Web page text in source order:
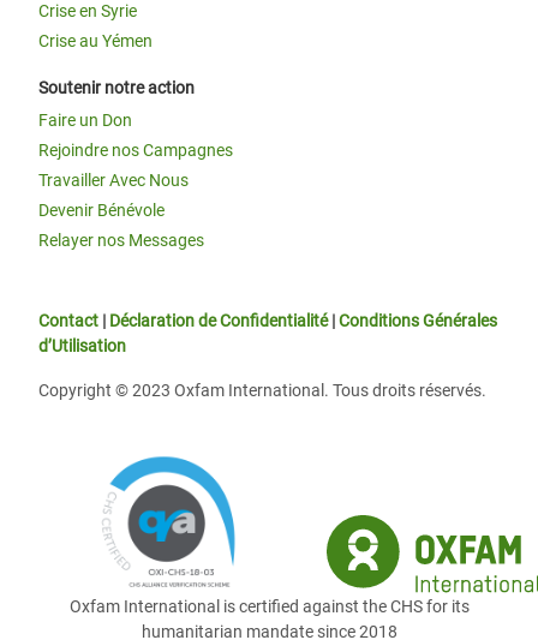
Crise en Syrie
Crise au Yémen
Soutenir notre action
Faire un Don
Rejoindre nos Campagnes
Travailler Avec Nous
Devenir Bénévole
Relayer nos Messages
Contact | Déclaration de Confidentialité|Conditions Générales
d’Utilisation
Copyright © 2023 Oxfam International. Tous droits réservés.
Oxfam International is certified against the CHS for its
humanitarian mandate since 2018